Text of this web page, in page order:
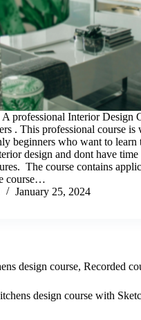
professional Interior Design
. This professional course is
beginners who want to learn
design and dont have time
The course contains
course…
January 25, 2024
design course, Recorded
design course with